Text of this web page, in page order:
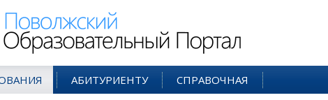
АБИТУРИЕНТУ СПРАВОЧНАЯ